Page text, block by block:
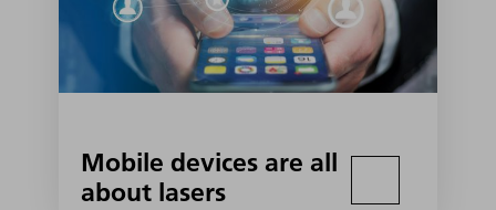
Mobile devices are all
about lasers